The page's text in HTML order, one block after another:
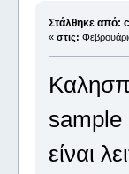
Στάλθηκε από:
« στις:
sample
είναι